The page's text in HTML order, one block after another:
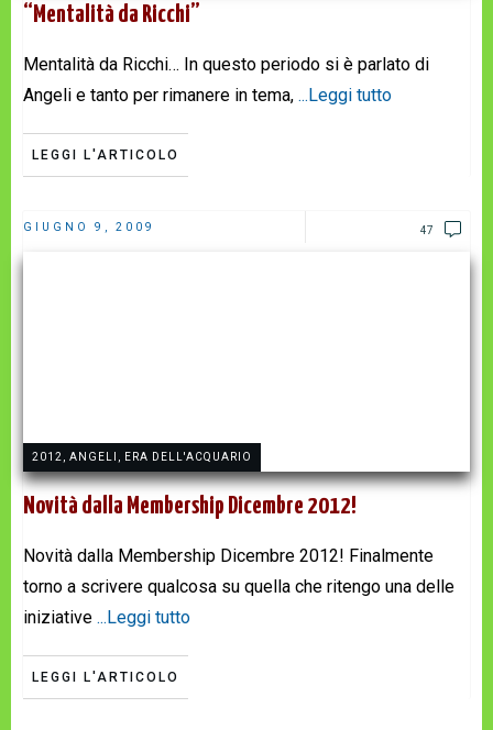
“Mentalità da Ricchi”
Mentalità da Ricchi… In questo periodo si è parlato di
Angeli e tanto per rimanere in tema, ...Leggi tutto
LEGGI L'ARTICOLO
GIUGNO 9, 2009 47
2012 ANGELI ERA DELL'ACQUARIO
Novità dalla Membership Dicembre 2012!
Novità dalla Membership Dicembre 2012! Finalmente
torno a scrivere qualcosa su quella che ritengo una delle
iniziative ...Leggi tutto
LEGGI L'ARTICOLO